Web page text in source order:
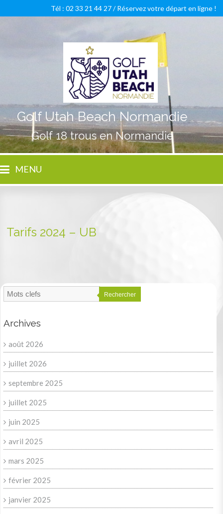
Golf Utah Beach Normandie
Golf 18 trous en Normandie
Tél : 02 33 21 44 27 /Réservez votre départ en ligne !
MENU
Tarifs 2024 – UB
Rechercher
Archives
août 2026
juillet 2026
septembre 2025
juillet 2025
juin 2025
avril 2025
mars 2025
février 2025
janvier 2025